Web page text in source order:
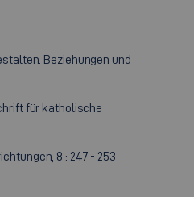
Beziehungen und
für katholische
8 : 247 - 253